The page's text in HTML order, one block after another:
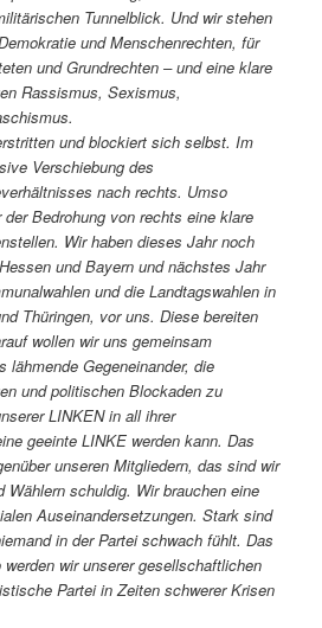
Tunnelblick. Und wir stehen
und Menschenrechten, für
und Grundrechten – und eine klare
Rassismus, Sexismus,
und blockiert sich selbst. Im
Verschiebung des
nach rechts. Umso
Bedrohung von rechts eine klare
Wir haben dieses Jahr noch
und Bayern und nächstes Jahr
und die Landtagswahlen in
Thüringen, vor uns. Diese bereiten
wollen wir uns gemeinsam
lähmende Gegeneinander, die
und politischen Blockaden zu
LINKEN in all ihrer
geeinte LINKE werden kann. Das
unseren Mitgliedern, das sind wir
Wählern schuldig. Wir brauchen eine
Auseinandersetzungen. Stark sind
in der Partei schwach fühlt. Das
wir unserer gesellschaftlichen
Partei in Zeiten schwerer Krisen